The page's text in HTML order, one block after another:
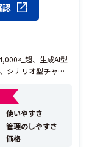
社超、生成AI型
シナリオ型チャッ
ージやアプリ、社
に簡単に埋め込む
社...
使いやすさ
管理のしやすさ
価格